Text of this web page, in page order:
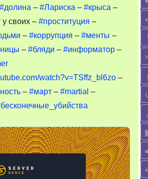
#долина – #Лариска – #крыса –
у своих – #проституция –
– #коррупция – #менты –
– #бляди – #информатор –
watch?v=TSffz_bl6zo –
– #март – #martial –